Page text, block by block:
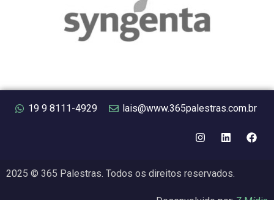
19 9 8111-4929 lais@www.365palestras.com.br
2025 © 365 Palestras. Todos os direitos reservados.